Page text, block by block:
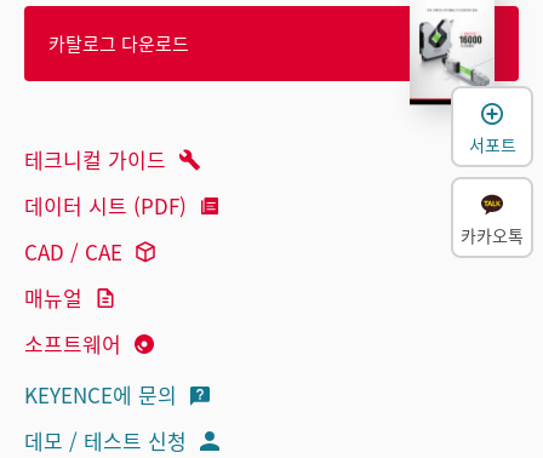
카탈로그 다운로드
테크니컬 가이드
데이터 시트 (PDF)
CAD / CAE
매뉴얼
소프트웨어
KEYENCE에 문의
데모 / 테스트 신청
서포트
카카오톡